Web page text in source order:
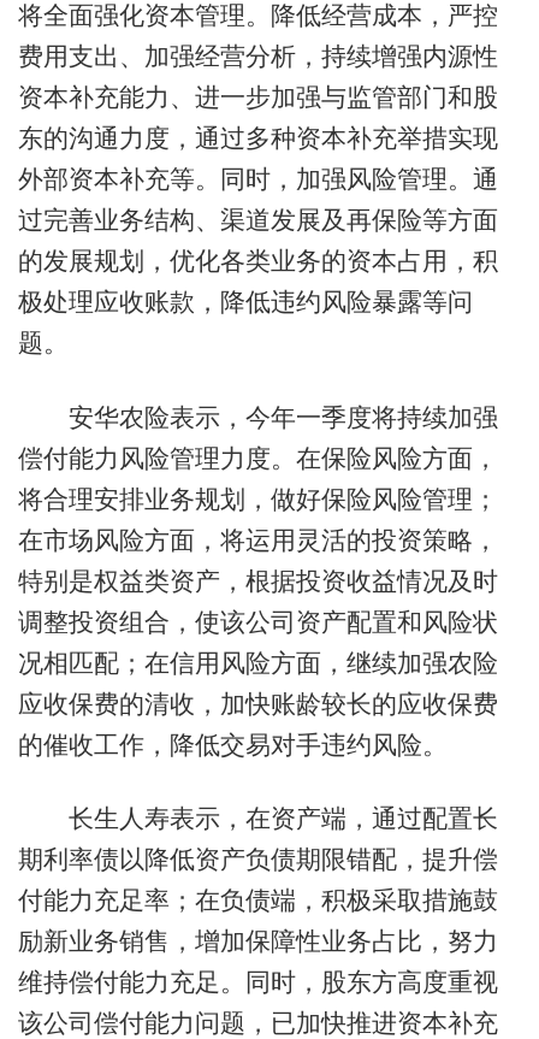
将全面强化资本管理。降低经营成本，严控
费用支出、加强经营分析，持续增强内源性
资本补充能力、进一步加强与监管部门和股
东的沟通力度，通过多种资本补充举措实现
外部资本补充等。同时，加强风险管理。通
过完善业务结构、渠道发展及再保险等方面
的发展规划，优化各类业务的资本占用，积
极处理应收账款，降低违约风险暴露等问
题。
安华农险表示，今年一季度将持续加强
偿付能力风险管理力度。在保险风险方面，
将合理安排业务规划，做好保险风险管理；
在市场风险方面，将运用灵活的投资策略，
特别是权益类资产，根据投资收益情况及时
调整投资组合，使该公司资产配置和风险状
况相匹配；在信用风险方面，继续加强农险
应收保费的清收，加快账龄较长的应收保费
的催收工作，降低交易对手违约风险。
长生人寿表示，在资产端，通过配置长
期利率债以降低资产负债期限错配，提升偿
付能力充足率；在负债端，积极采取措施鼓
励新业务销售，增加保障性业务占比，努力
维持偿付能力充足。同时，股东方高度重视
该公司偿付能力问题，已加快推进资本补充